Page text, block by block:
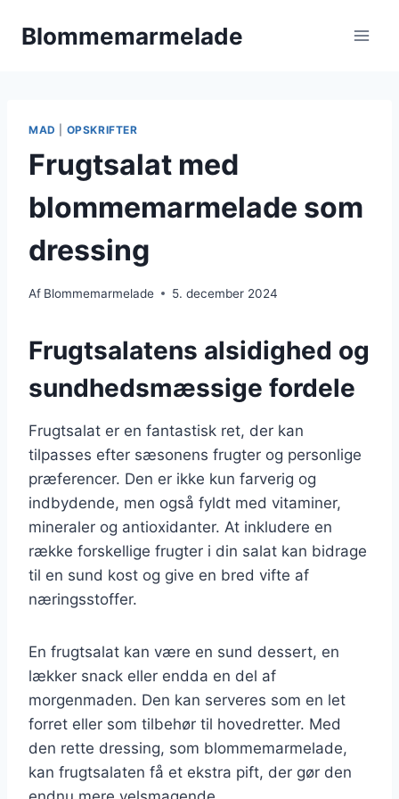
Blommemarmelade
MAD OPSKRIFTER
Frugtsalat med
blommemarmelade som
dressing
Af Blommemarmelade 5. december 2024
Frugtsalatens alsidighed og
sundhedsmæssige fordele
Frugtsalat er en fantastisk ret, der kan
tilpasses efter sæsonens frugter og personlige
præferencer. Den er ikke kun farverig og
indbydende, men også fyldt med vitaminer,
mineraler og antioxidanter. At inkludere en
række forskellige frugter i din salat kan bidrage
til en sund kost og give en bred vifte af
næringsstoffer.
En frugtsalat kan være en sund dessert, en
lækker snack eller endda en del af
morgenmaden. Den kan serveres som en let
forret eller som tilbehør til hovedretter. Med
den rette dressing, som blommemarmelade,
kan frugtsalaten få et ekstra pift, der gør den